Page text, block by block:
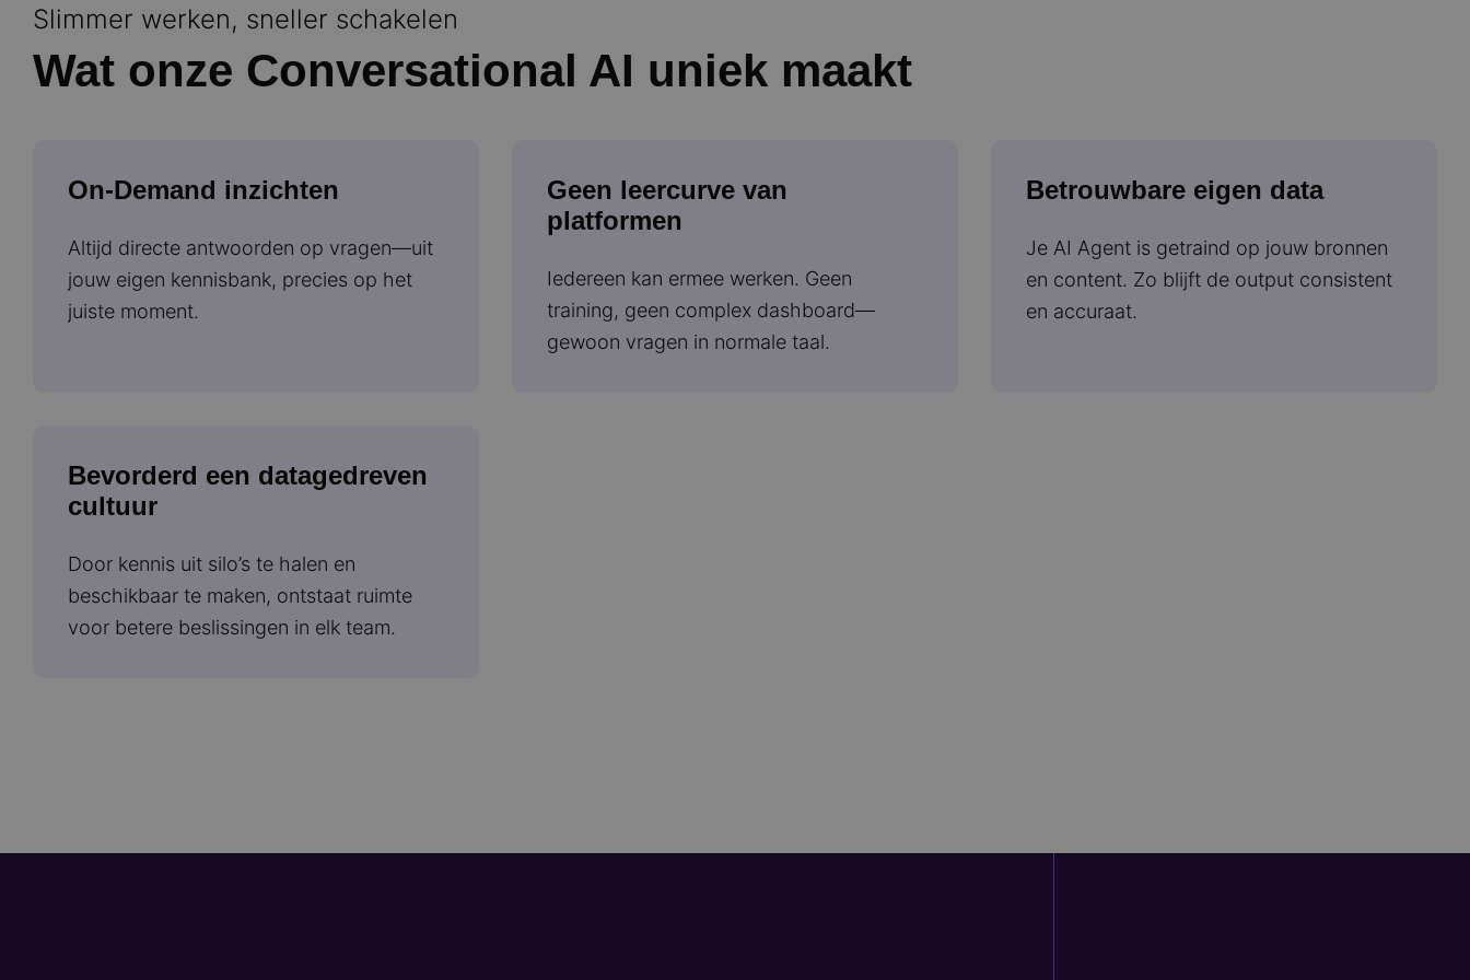
Slimmer werken, sneller schakelen
Wat onze Conversational AI uniek maakt
On-Demand inzichten
Altijd directe antwoorden op vragen—uit
jouw eigen kennisbank, precies op het
juiste moment.
Geen leercurve van
platformen
Iedereen kan ermee werken. Geen
training, geen complex dashboard—
gewoon vragen in normale taal.
Betrouwbare eigen data
Je AI Agent is getraind op jouw bronnen
en content. Zo blijft de output consistent
en accuraat.
Bevorderd een datagedreven
cultuur
Door kennis uit silo’s te halen en
beschikbaar te maken, ontstaat ruimte
voor betere beslissingen in elk team.